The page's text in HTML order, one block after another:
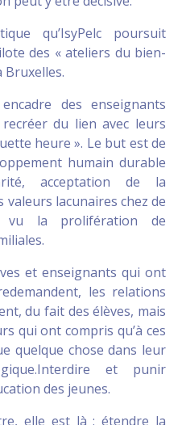
qu’IsyPelc poursuit
des « ateliers du bien-
Bruxelles.
des enseignants
du lien avec leurs
heure ». Le but est de
humain durable
acceptation de la
valeurs lacunaires chez de
vu la prolifération de
et enseignants qui ont
les relations
du fait des élèves, mais
qui ont compris qu’à ces
quelque chose dans leur
et punir
des jeunes.
elle est là : étendre la